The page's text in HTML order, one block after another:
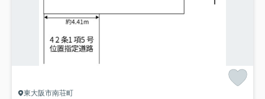
東大阪市南荘町